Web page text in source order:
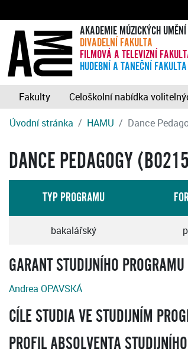
AKADEMIE MÚZICKÝCH
DIVADELNÍ FAKULTA
FILMOVÁ A TELEVIZNÍ
HUDEBNÍ A TANEČNÍ FAKULTA
Fakulty Celoškolní nabídka
Úvodní stránka
HAMU Dance
DANCE PEDAGOGY
TYP PROGRAMU
bakalářský
GARANT STUDIJNÍHO PROGRAMU
Andrea OPAVSKÁ
CÍLE STUDIA VE STUDIJNÍM
PROFIL ABSOLVENTA